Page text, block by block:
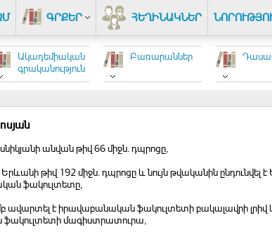
ԳՐՔԵՐ ՀԵՂԻՆԱԿՆԵՐ
Բառարաններ
Ակադեմիական
գրականություն
անվան թիվ 66 միջն. դպրոցը,
թիվ 192 միջն. դպրոցը և նույն թվականին
ֆակուլտետը,
ավարտել է իրավաբանական ֆակուլտետի բակալավրի լրիվ
ֆակուլտետի մագիստրատուրա,